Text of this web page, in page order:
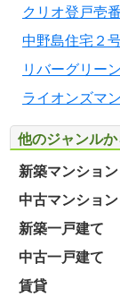
クリオ登戸壱
中野島住宅２
リバーグリー
ライオンズマ
他のジャンル
新築マンション
中古マンション
新築一戸建て
中古一戸建て
賃貸